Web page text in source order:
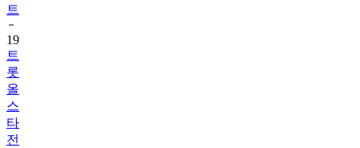
트
19
트
롯
올
스
타
전